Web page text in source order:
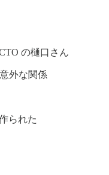
の樋口さん
外な関係
られた